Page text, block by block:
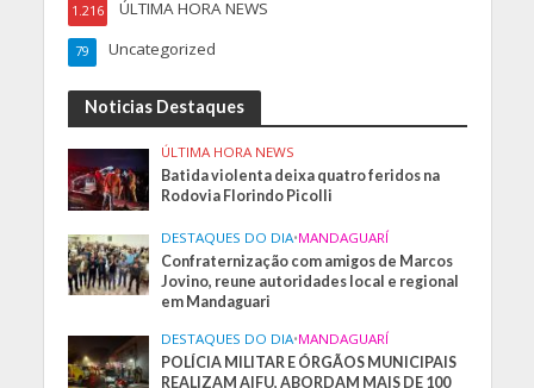
ÚLTIMA HORA NEWS
1.216
Uncategorized
79
Noticias Destaques
ÚLTIMA HORA NEWS
Batida violenta deixa quatro feridos na
Rodovia Florindo Picolli
DESTAQUES DO DIA•MANDAGUARÍ
Confraternização com amigos de Marcos
Jovino, reune autoridades local e regional
em Mandaguari
DESTAQUES DO DIA•MANDAGUARÍ
POLÍCIA MILITAR E ÓRGÃOS MUNICIPAIS
REALIZAM AIFU, ABORDAM MAIS DE 100